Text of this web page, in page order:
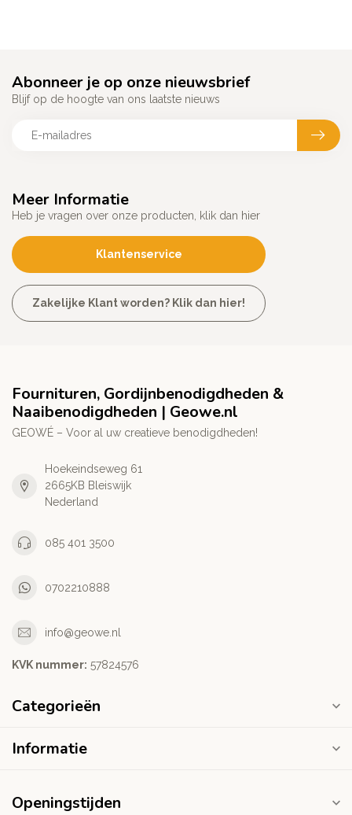
Meer Informatie
Heb je vragen over onze producten, klik dan hier
Klantenservice
Zakelijke Klant worden? Klik dan hier!
Abonneer je op onze nieuwsbrief
Blijf op de hoogte van ons laatste nieuws
Fournituren, Gordijnbenodigdheden &
Naaibenodigdheden | Geowe.nl
GEOWÉ – Voor al uw creatieve benodigdheden!
Hoekeindseweg 61
2665KB Bleiswijk
Nederland
085 401 3500
0702210888
info@geowe.nl
KVK nummer: ‭57824576‬
Categorieën
Informatie
Openingstijden